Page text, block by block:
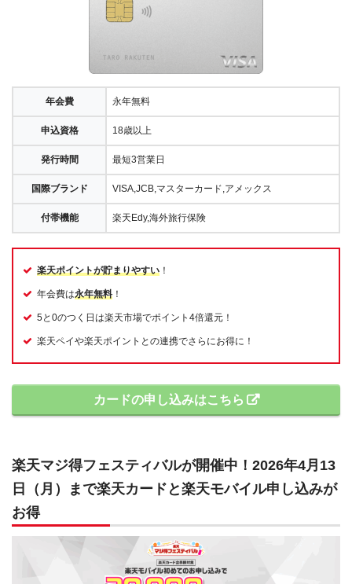
年会費 永年無料
申込資格 18歳以上
発行時間 最短3営業日
国際ブランド VISA,JCB,マスターカード,アメックス
付帯機能 楽天Edy,海外旅行保険
楽天ポイントが貯まりやすい ！
年会費は永年無料 ！
5と0のつく日は楽天市場でポイント4倍還元！
楽天ペイや楽天ポイントとの連携でさらにお得に！
カードの申し込みはこちら
楽天マジ得フェスティバルが開催中！2026年4月13
日（月）まで楽天カードと楽天モバイル申し込みが
お得